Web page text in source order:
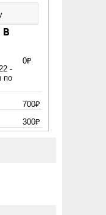
в
-
по
0₽
700₽
300₽